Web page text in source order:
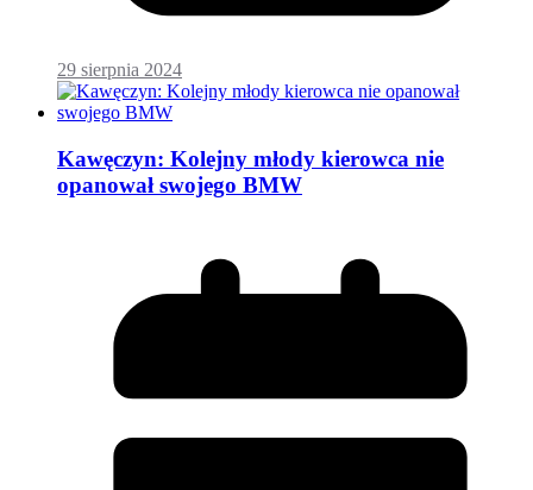
29 sierpnia 2024
Kawęczyn: Kolejny młody kierowca nie
opanował swojego BMW